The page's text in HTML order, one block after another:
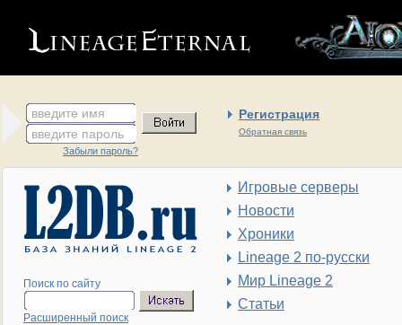
введите имя Регистрация
Обратная связь
введите пароль
Забыли пароль?
Поиск по сайту
Расширенный поиск
Игровые серверы
Новости
Хроники
Lineage 2 по-русски
Мир Lineage 2
Статьи